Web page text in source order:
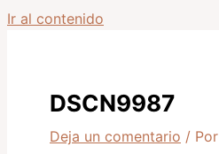
Ir al contenido
DSCN9987
Deja un comentario / Por